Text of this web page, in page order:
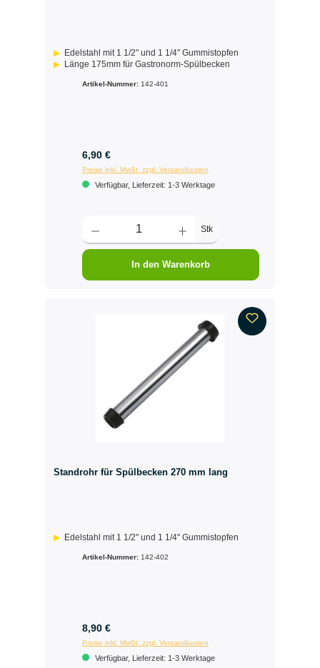
Edelstahl mit 1 1/2" und 1 1/4" Gummistopfen
Länge 175mm für Gastronorm-Spülbecken
Artikel-Nummer: 142-401
6,90 €
Preise inkl. MwSt. zzgl. Versandkosten
Verfügbar, Lieferzeit: 1-3 Werktage
Stk
In den Warenkorb
Standrohr für Spülbecken 270 mm lang
Edelstahl mit 1 1/2" und 1 1/4" Gummistopfen
Artikel-Nummer: 142-402
8,90 €
Preise inkl. MwSt. zzgl. Versandkosten
Verfügbar, Lieferzeit: 1-3 Werktage